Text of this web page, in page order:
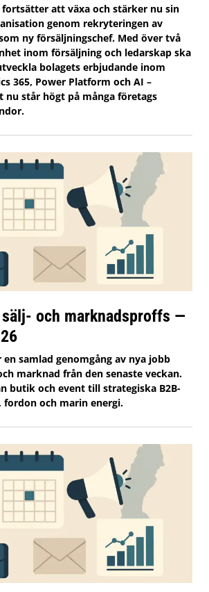
fortsätter att växa och stärker nu sin
genom rekryteringen av
ny försäljningschef. Med över två
inom försäljning och ledarskap ska
bolagets erbjudande inom
365, Power Platform och AI –
nu står högt på många företags
och marknadsproffs —
en samlad genomgång av nya jobb
marknad från den senaste veckan.
butik och event till strategiska B2B-
och marin energi.